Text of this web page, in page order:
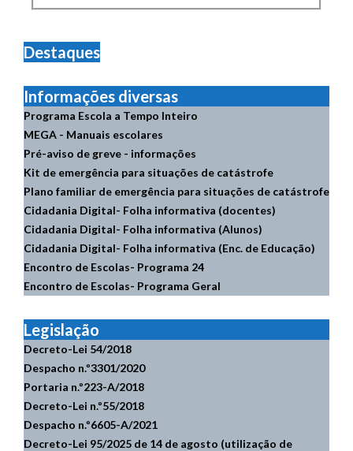
Destaques
Informações diversas
Programa Escola a Tempo Inteiro
MEGA - Manuais escolares
Pré-aviso de greve - informações
Kit de emergência para situações de catástrofe
Plano familiar de emergência para situações de catástrofe
Cidadania Digital- Folha informativa (docentes)
Cidadania Digital- Folha informativa (Alunos)
Cidadania Digital- Folha informativa (Enc. de Educação)
Encontro de Escolas- Programa 24
Encontro de Escolas- Programa Geral
Legislação
Decreto-Lei 54/2018
Despacho n.º3301/2020
Portaria n.º223-A/2018
Decreto-Lei n.º55/2018
Despacho n.º6605-A/2021
Decreto-Lei 95/2025 de 14 de agosto (utilização de